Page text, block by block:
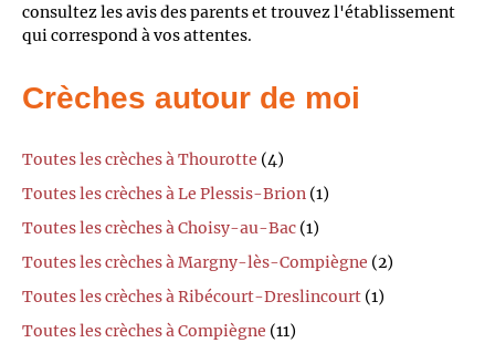
consultez les avis des parents et trouvez l'établissement
qui correspond à vos attentes.
Crèches autour de moi
Toutes les crèches à Thourotte (4)
Toutes les crèches à Le Plessis-Brion (1)
Toutes les crèches à Choisy-au-Bac (1)
Toutes les crèches à Margny-lès-Compiègne (2)
Toutes les crèches à Ribécourt-Dreslincourt (1)
Toutes les crèches à Compiègne (11)